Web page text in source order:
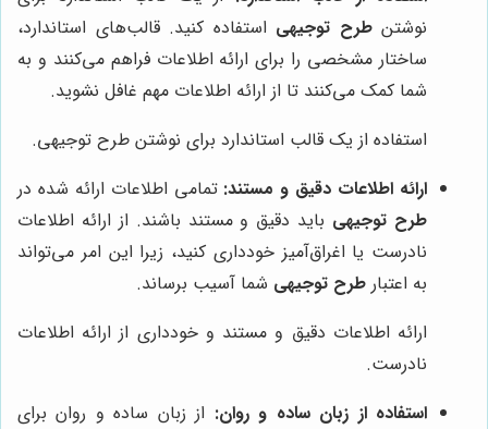
نوشتنطرح توجیهی استفاده کنید. قالب‌های استاندارد،
ساختار مشخصی را برای ارائه اطلاعات فراهم می‌کنند و به
شما کمک می‌کنند تا از ارائه اطلاعات مهم غافل نشوید.
استفاده از یک قالب استاندارد برای نوشتن طرح توجیهی.
ارائه اطلاعات دقیق و مستند: تمامی اطلاعات ارائه شده در
طرح توجیهی باید دقیق و مستند باشند. از ارائه اطلاعات
نادرست یا اغراق‌آمیز خودداری کنید، زیرا این امر می‌تواند
به اعتبار طرح توجیهی شما آسیب برساند.
ارائه اطلاعات دقیق و مستند و خودداری از ارائه اطلاعات
نادرست.
استفاده از زبان ساده و روان: از زبان ساده و روان برای